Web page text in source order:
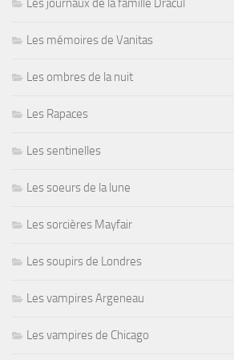
Les journaux de la famille Dracul
Les mémoires de Vanitas
Les ombres de la nuit
Les Rapaces
Les sentinelles
Les soeurs de la lune
Les sorcières Mayfair
Les soupirs de Londres
Les vampires Argeneau
Les vampires de Chicago